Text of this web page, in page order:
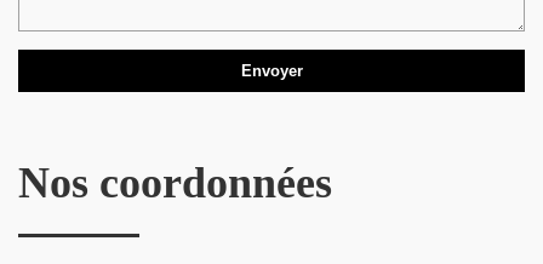
Nos coordonnées